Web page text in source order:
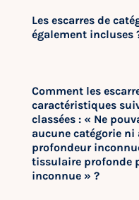
Les escarres de
également incluses
Comment les
caractéristiques
classées : « Ne
aucune catégorie ni
profondeur
tissulaire profonde
inconnue » ?